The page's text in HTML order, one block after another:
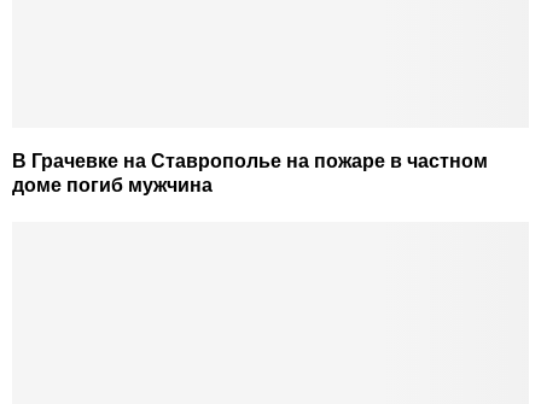
В Грачевке на Ставрополье на пожаре в частном
доме погиб мужчина